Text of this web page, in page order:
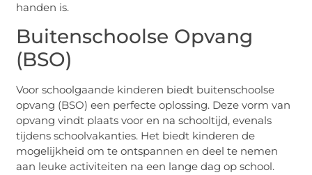
handen is.
Buitenschoolse Opvang
(BSO)
Voor schoolgaande kinderen biedt buitenschoolse
opvang (BSO) een perfecte oplossing. Deze vorm van
opvang vindt plaats voor en na schooltijd, evenals
tijdens schoolvakanties. Het biedt kinderen de
mogelijkheid om te ontspannen en deel te nemen
aan leuke activiteiten na een lange dag op school.